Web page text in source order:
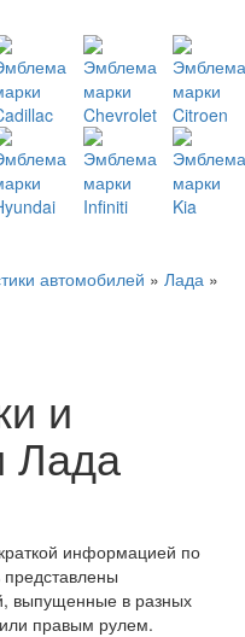
автомобилей » Лада »
и
Лада
информацией по
выпущенные в разных
правым рулем.